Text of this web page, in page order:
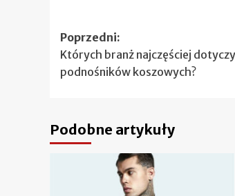
Zobacz
wpisy
Poprzedni:
Których branż najczęściej
podnośników koszowych?
Podobne artykuły